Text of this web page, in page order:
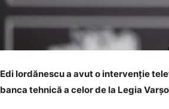
Edi Iordănescu a avut o intervenție
banca tehnică a celor de la Legia